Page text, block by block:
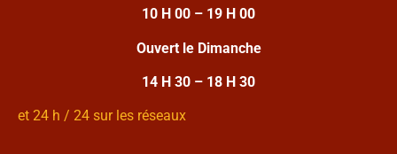
10 H 00 – 19 H 00
Ouvert le Dimanche
14 H 30 – 18 H 30
et 24 h / 24 sur les réseaux